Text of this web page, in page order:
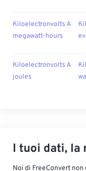
Kiloelectronvolts A
megawatt-hours
ev
Kiloelectronvolts A
joules
I tuoi dati, la
Noi di FreeConvert